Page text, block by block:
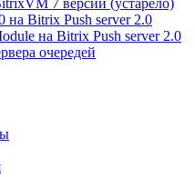
7 версии (устарело)
на Bitrix Push server 2.0
на Bitrix Push server 2.0
очередей